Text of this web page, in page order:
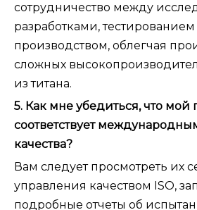
сотрудничество между
разработками,
производством, облегчая
сложных
из титана.
5. Как мне убедиться, что мой
соответствует
качества?
Вам следует просмотреть их
управления качеством ISO,
подробные отчеты об